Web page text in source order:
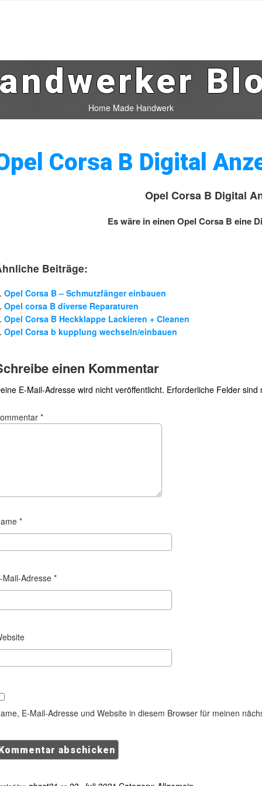
Home Made Handwerk
Corsa B Digital
Opel Corsa B Digital
Es wäre in einen Opel Corsa B eine
Beiträge:
Opel Corsa B – Schmutzfänger einbauen
Opel corsa B diverse Reparaturen
Opel Corsa B Heckklappe Lackieren + Cleanen
Opel Corsa b kupplung wechseln/einbauen
einen Kommentar
E-Mail-Adresse wird nicht veröffentlicht. Erforderliche Felder
*
*
Mail-Adresse*
E-Mail-Adresse und Website in diesem Browser für meinen